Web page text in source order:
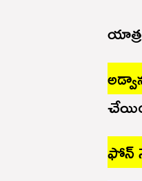
యాత్ర
ఫోన్